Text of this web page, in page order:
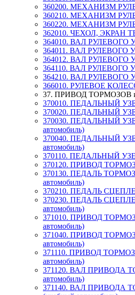
360200. МЕХАНИЗМ
360210. МЕХАНИЗМ
360220. МЕХАНИЗМ
362010. ЧЕХОЛ, ЭКРАН
364010. ВАЛ РУЛЕВОГО
364011. ВАЛ РУЛЕВОГО
364012. ВАЛ РУЛЕВОГО
364110. ВАЛ РУЛЕВОГО
364210. ВАЛ РУЛЕВОГО
366010. РУЛЕВОЕ
37. ПРИВОД
370010. ПЕДАЛЬНЫЙ
370020. ПЕДАЛЬНЫЙ
370030. ПЕДАЛЬНЫЙ
автомобиль)
370040. ПЕДАЛЬНЫЙ
автомобиль)
370110. ПЕДАЛЬНЫЙ
370120. ПРИВОД
370130. ПЕДАЛЬ
автомобиль)
370210. ПЕДАЛЬ
370230. ПЕДАЛЬ
автомобиль)
371010. ПРИВОД
автомобиль)
371040. ПРИВОД
автомобиль)
371110. ПРИВОД
автомобиль)
371120. ВАЛ ПРИВОДА
автомобиль)
371140. ВАЛ ПРИВОДА